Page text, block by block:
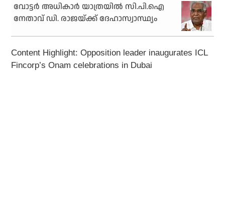
വോട്ടര്‍ അധികാര്‍ യാത്രയില്‍ സി.പി.ഐ
നേതാവ് ഡി. രാജയ്ക്ക് ദേഹാസ്വാസ്ഥ്യം
Content Highlight: Opposition leader inaugurates ICL
Fincorp’s Onam celebrations in Dubai